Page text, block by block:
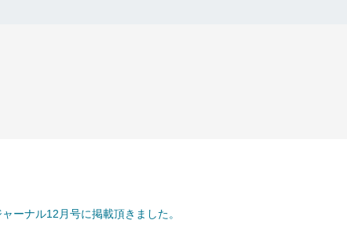
ーナル12月号に掲載頂きました。